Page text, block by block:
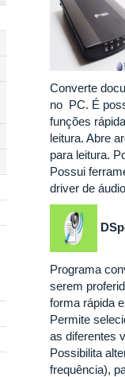
Converte
no PC. É
funções
leitura. Abre
para leitura.
Possui
driver de
Programa
serem
forma rápida
Permite
as diferentes
Possibilita
frequência),